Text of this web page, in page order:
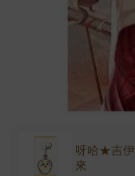
呀哈★吉伊
來